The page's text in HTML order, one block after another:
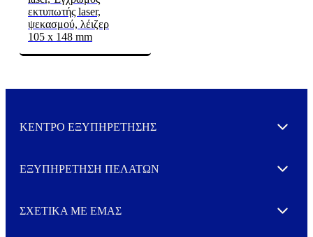
εκτυπωτής laser,
ψεκασμού, λέιζερ
105 x 148 mm
ΚΕΝΤΡΟ ΕΞΥΠΗΡΕΤΗΣΗΣ Expand
ΕΞΥΠΗΡΕΤΗΣΗ ΠΕΛΑΤΩΝ Expand
ΣΧΕΤΙΚΑ ΜΕ ΕΜΑΣ Expand